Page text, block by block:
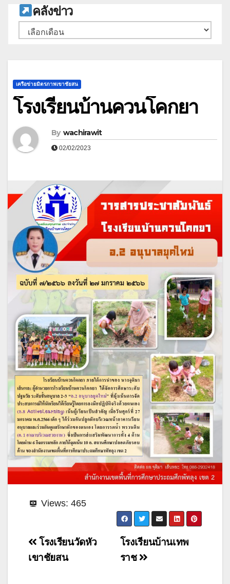
คลังข่าว
คลัง
เครือข่ายมิตรภาพเขาชัยสน
โรงเรียนบ้านควนโคกยา
By wachirawit
02/02/2023
Views: 465
แนะแนว
เรื่อง
โรงเรียนบ้านเทพ
ราช
โรงเรียนวัดหัว
เขาชัยสน